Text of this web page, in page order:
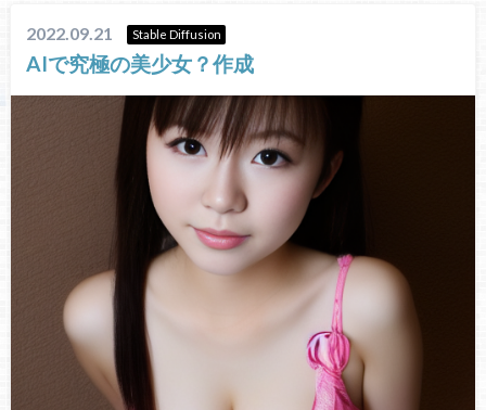
2022.09.21 Stable Diffusion
AIで究極の美少女？作成